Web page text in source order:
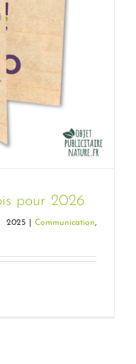
pour 2026
2025 Communication,